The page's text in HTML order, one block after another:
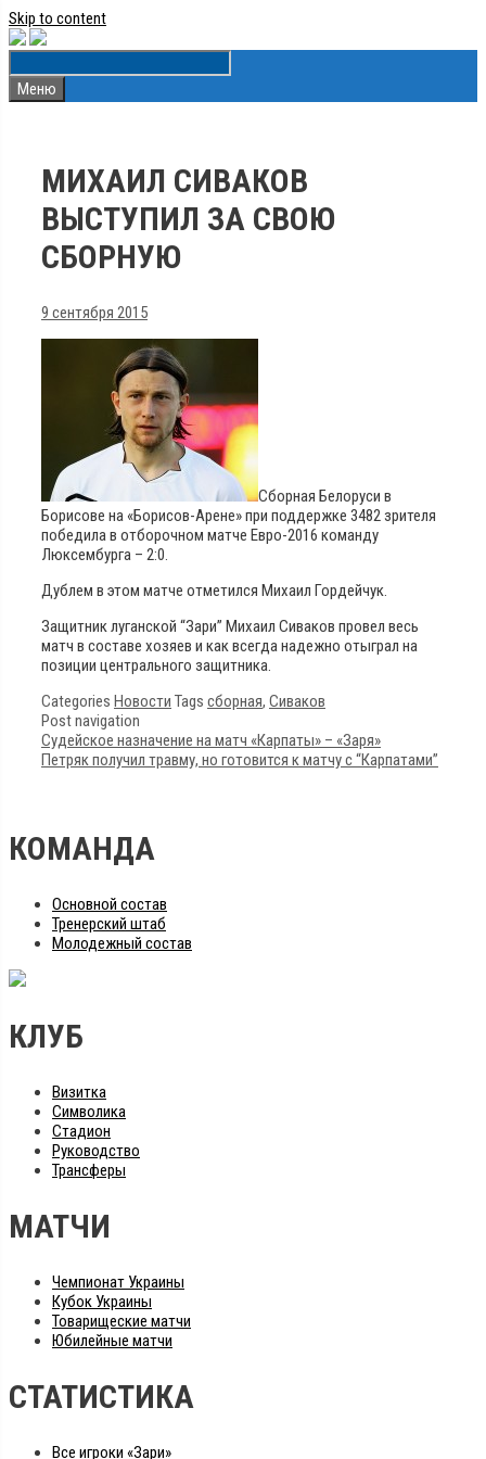
Skip to content
Меню
МИХАИЛ СИВАКОВ
ВЫСТУПИЛ ЗА СВОЮ
СБОРНУЮ
9 сентября 2015
Сборная Белоруси в
Борисове на «Борисов-Арене» при поддержке 3482 зрителя
победила в отборочном матче Евро-2016 команду
Люксембурга – 2:0.
Дублем в этом матче отметился Михаил Гордейчук.
Защитник луганской “Зари” Михаил Сиваков провел весь
матч в составе хозяев и как всегда надежно отыграл на
позиции центрального защитника.
Categories Новости Tags сборная, Сиваков
Post navigation
Судейское назначение на матч «Карпаты» – «Заря»
Петряк получил травму, но готовится к матчу с “Карпатами”
КОМАНДА
Основной состав
Тренерский штаб
Молодежный состав
КЛУБ
Визитка
Символика
Стадион
Руководство
Трансферы
МАТЧИ
Чемпионат Украины
Кубок Украины
Товарищеские матчи
Юбилейные матчи
СТАТИСТИКА
Все игроки «Зари»